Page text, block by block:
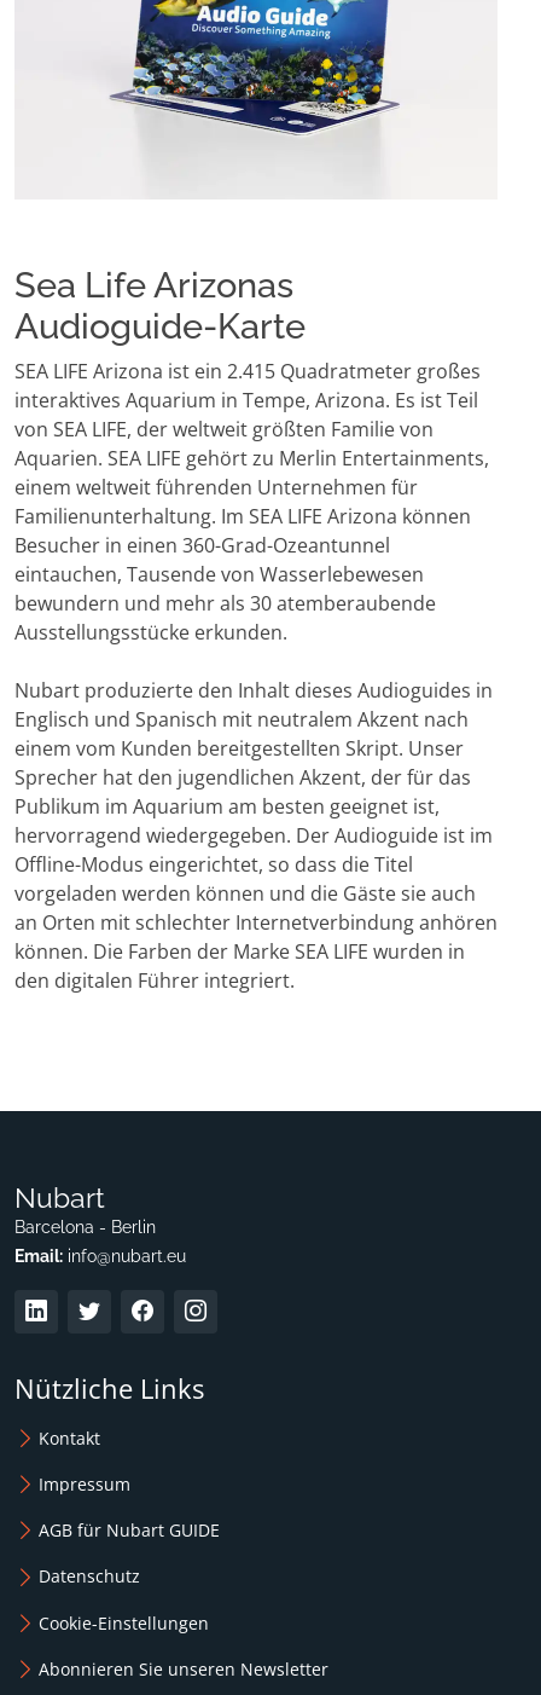
Sea Life Arizonas
Audioguide-Karte
SEA LIFE Arizona ist ein 2.415 Quadratmeter großes
interaktives Aquarium in Tempe, Arizona. Es ist Teil
von SEA LIFE, der weltweit größten Familie von
Aquarien. SEA LIFE gehört zu Merlin Entertainments,
einem weltweit führenden Unternehmen für
Familienunterhaltung. Im SEA LIFE Arizona können
Besucher in einen 360-Grad-Ozeantunnel
eintauchen, Tausende von Wasserlebewesen
bewundern und mehr als 30 atemberaubende
Ausstellungsstücke erkunden.
Nubart produzierte den Inhalt dieses Audioguides in
Englisch und Spanisch mit neutralem Akzent nach
einem vom Kunden bereitgestellten Skript. Unser
Sprecher hat den jugendlichen Akzent, der für das
Publikum im Aquarium am besten geeignet ist,
hervorragend wiedergegeben. Der Audioguide ist im
Offline-Modus eingerichtet, so dass die Titel
vorgeladen werden können und die Gäste sie auch
an Orten mit schlechter Internetverbindung anhören
können. Die Farben der Marke SEA LIFE wurden in
den digitalen Führer integriert.
Nubart
Barcelona - Berlin
Email: info@nubart.eu
Nützliche Links
Kontakt
Impressum
AGB für Nubart GUIDE
Datenschutz
Cookie-Einstellungen
Abonnieren Sie unseren Newsletter